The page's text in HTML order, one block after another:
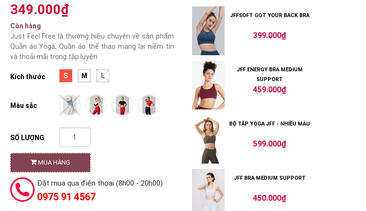
349.000₫
Còn hàng
Just Feel Free là thương hiệu chuyên về sản phẩm
Quần áo Yoga, Quần áo thể thao mang lại niềm tin
và thoải mãi trong tập luyện
Kích thước S M L
Màu sắc
SỐ LƯỢNG
MUA HÀNG
Đặt mua qua điện thoại (8h00 - 20h00)
0975 91 4567
JFFSOFT GOT YOUR BACK BRA
399.000₫
JFF ENERGY BRA MEDIUM
SUPPORT
459.000₫
BỘ TẬP YOGA JFF - NHIỀU MÀU
599.000₫
JFF BRA MEDIUM SUPPORT
450.000₫